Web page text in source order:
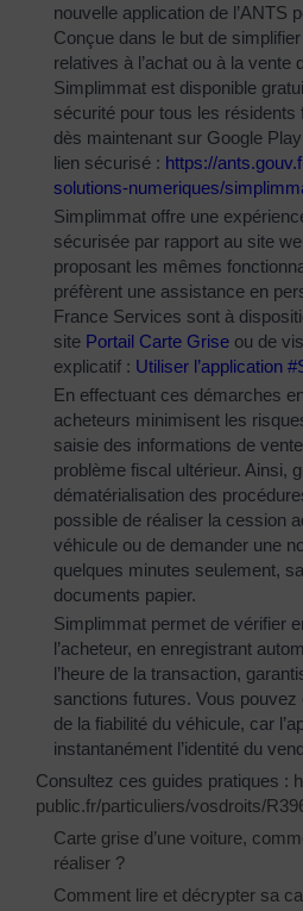
nouvelle application de l’ANTS
Conçue dans le but de
relatives à l’achat ou à la vente
Simplimmat est disponible
sécurité pour tous les
dès maintenant sur Google
lien sécurisé : https://
solutions-numeriques/
Simplimmat offre une
sécurisée par rapport au site
proposant les mêmes
préfèrent une assistance en
France Services sont à
site Portail Carte Grise ou de
explicatif : Utiliser l’application
En effectuant ces démarches
acheteurs minimisent les
saisie des informations de
problème fiscal ultérieur. Ainsi,
dématérialisation des
possible de réaliser la cession
véhicule ou de demander une
quelques minutes seulement,
documents papier.
Simplimmat permet de vérifier
l’acheteur, en enregistrant
l’heure de la transaction,
sanctions futures. Vous
de la fiabilité du véhicule, car
instantanément l’identité du
Consultez ces guides pratiques :
public.fr/particuliers/vosdroits/
Carte grise d’une voiture,
réaliser ?
Comment lire et décrypter sa